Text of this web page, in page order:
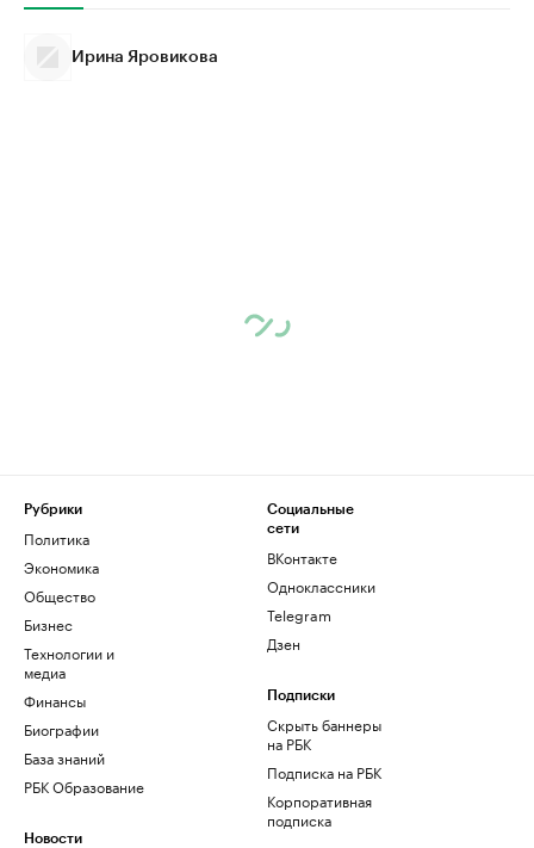
Ирина Яровикова
Рубрики
Политика
Экономика
Общество
Бизнес
Технологии и
медиа
Финансы
Биографии
База знаний
РБК Образование
Новости
Социальные
сети
ВКонтакте
Одноклассники
Telegram
Дзен
Подписки
Скрыть баннеры
на РБК
Подписка на РБК
Корпоративная
подписка